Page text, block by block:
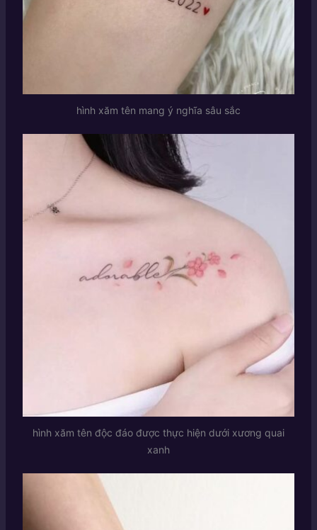
hình xăm tên mang ý nghĩa sâu sắc
hình xăm tên độc đáo được thực hiện dưới xương quai
xanh